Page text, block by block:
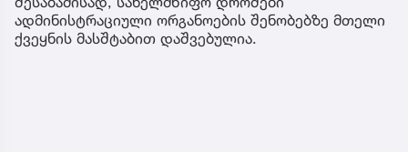
ადმინისტრაციული ორგანოების შენობებზე მთელი
ქვეყნის მასშტაბით დაშვებულია.